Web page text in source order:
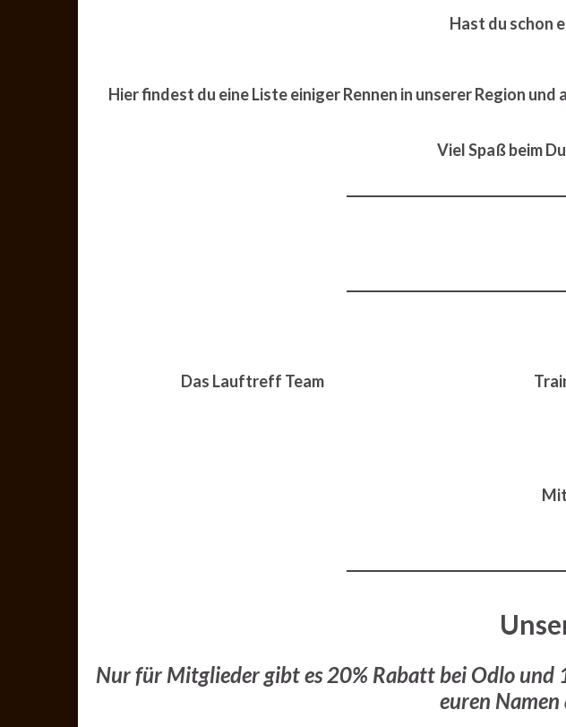
Hast du schon
Hier findest du eine Liste einiger Rennen in unserer Region
Viel Spaß beim
Das Lauftreff Team
Nur für Mitglieder gibt es 20% Rabatt bei Odlo und
euren Namen